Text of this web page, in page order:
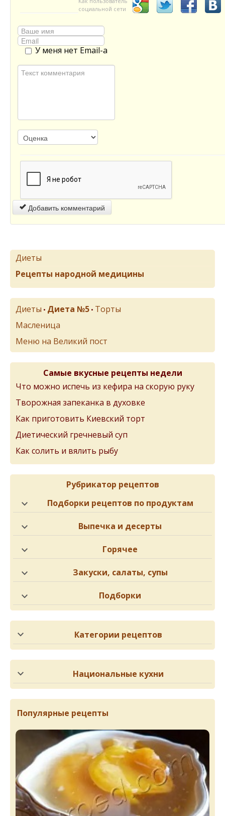
социальной сети
У меня нет Email-а
Добавить комментарий
Диеты
Рецепты народной медицины
Диеты • Диета №5 • Торты
Масленица
Меню на Великий пост
Самые вкусные рецепты недели
Что можно испечь из кефира на скорую руку
Творожная запеканка в духовке
Как приготовить Киевский торт
Диетический гречневый суп
Как солить и вялить рыбу
Рубрикатор рецептов
Подборки рецептов по продуктам
Выпечка и десерты
Горячее
Закуски, салаты, супы
Подборки
Категории рецептов
Национальные кухни
Популярные рецепты